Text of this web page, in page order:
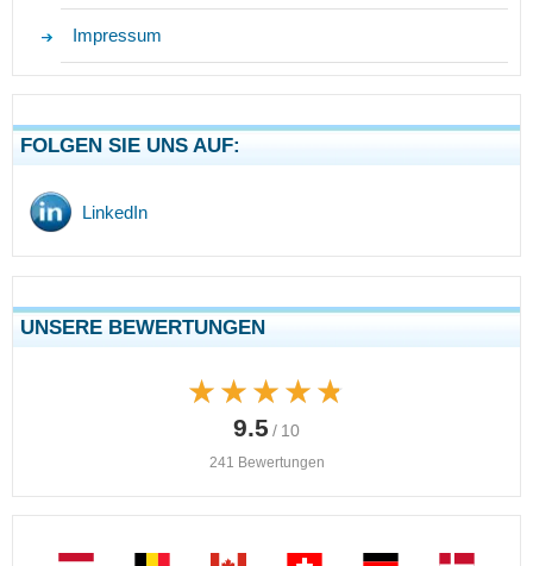
Impressum
FOLGEN SIE UNS AUF:
LinkedIn
UNSERE BEWERTUNGEN
★★★★★
★★★★★
9.5 / 10
241 Bewertungen